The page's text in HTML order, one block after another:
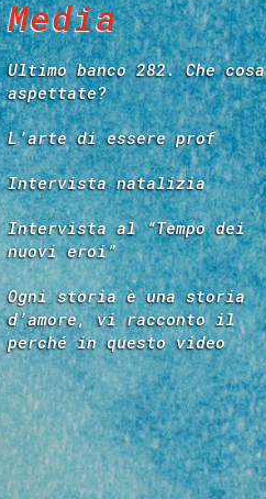
Media
Ultimo banco 282. Che cosa
aspettate?
L’arte di essere prof
Intervista natalizia
Intervista al “Tempo dei
nuovi eroi”
Ogni storia è una storia
d’amore, vi racconto il
perché in questo video